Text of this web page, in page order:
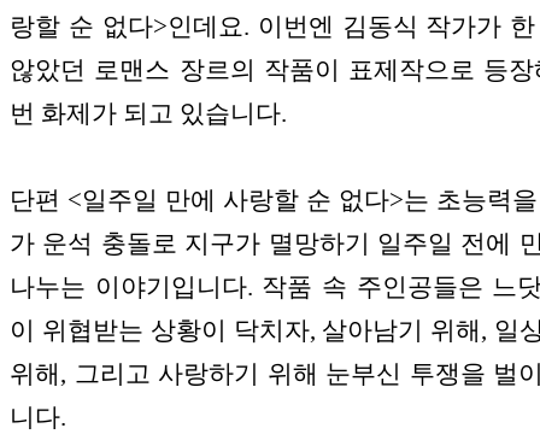
랑할 순 없다>인데요. 이번엔 김동식 작가가
않았던 로맨스 장르의 작품이 표제작으로 등
번 화제가 되고 있습니다.
단편 <일주일 만에 사랑할 순 없다>는 초능력
가 운석 충돌로 지구가 멸망하기 일주일 전에
나누는 이야기입니다. 작품 속 주인공들은 느
이 위협받는 상황이 닥치자, 살아남기 위해, 일
위해, 그리고 사랑하기 위해 눈부신 투쟁을 벌
니다.